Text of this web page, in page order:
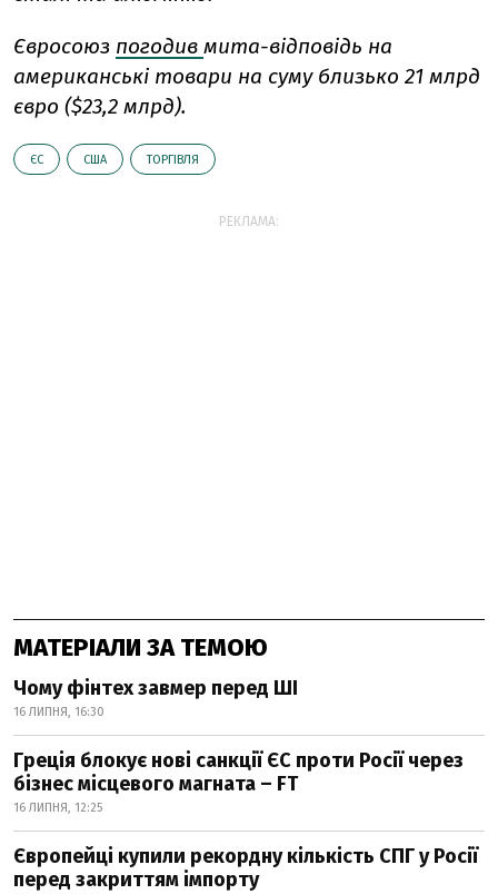
Євросоюз погодив мита-відповідь на
американські товари на суму близько 21 млрд
євро ($23,2 млрд).
ЄС США ТОРГІВЛЯ
РЕКЛАМА:
МАТЕРІАЛИ ЗА ТЕМОЮ
Чому фінтех завмер перед ШІ
16 ЛИПНЯ, 16:30
Греція блокує нові санкції ЄС проти Росії через
бізнес місцевого магната – FT
16 ЛИПНЯ, 12:25
Європейці купили рекордну кількість СПГ у Росії
перед закриттям імпорту